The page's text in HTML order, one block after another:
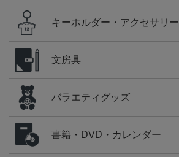
キーホルダー・アクセサリー
文房具
バラエティグッズ
書籍・DVD・カレンダー